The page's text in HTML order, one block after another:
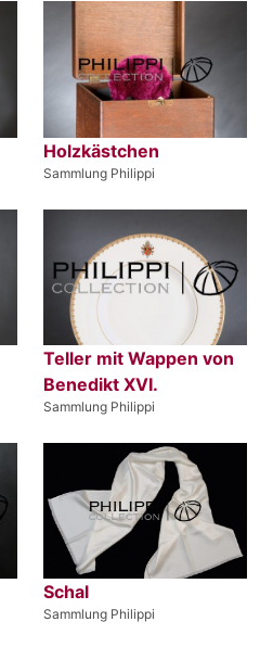
Holzkästchen
Sammlung Philippi
Teller mit Wappen von
Benedikt XVI.
Sammlung Philippi
Schal
Sammlung Philippi